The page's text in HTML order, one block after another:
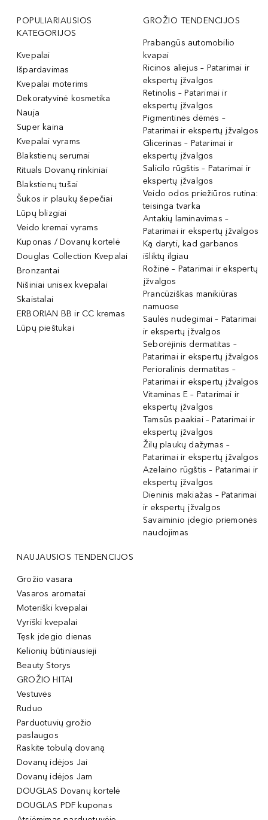
POPULIARIAUSIOS
KATEGORIJOS
Kvepalai
Išpardavimas
Kvepalai moterims
Dekoratyvinė kosmetika
Nauja
Super kaina
Kvepalai vyrams
Blakstienų serumai
Rituals Dovanų rinkiniai
Blakstienų tušai
Šukos ir plaukų šepečiai
Lūpų blizgiai
Veido kremai vyrams
Kuponas / Dovanų kortelė
Douglas Collection Kvepalai
Bronzantai
Nišiniai unisex kvepalai
Skaistalai
ERBORIAN BB ir CC kremas
Lūpų pieštukai
GROŽIO TENDENCIJOS
Prabangūs automobilio
kvapai
Ricinos aliejus – Patarimai ir
ekspertų įžvalgos
Retinolis – Patarimai ir
ekspertų įžvalgos
Pigmentinės dėmės –
Patarimai ir ekspertų įžvalgos
Glicerinas – Patarimai ir
ekspertų įžvalgos
Salicilo rūgštis – Patarimai ir
ekspertų įžvalgos
Veido odos priežiūros rutina:
teisinga tvarka
Antakių laminavimas –
Patarimai ir ekspertų įžvalgos
Ką daryti, kad garbanos
išliktų ilgiau
Rožinė – Patarimai ir ekspertų
įžvalgos
Prancūziškas manikiūras
namuose
Saulės nudegimai – Patarimai
ir ekspertų įžvalgos
Seborėjinis dermatitas –
Patarimai ir ekspertų įžvalgos
Perioralinis dermatitas –
Patarimai ir ekspertų įžvalgos
Vitaminas E – Patarimai ir
ekspertų įžvalgos
Tamsūs paakiai – Patarimai ir
ekspertų įžvalgos
Žilų plaukų dažymas –
Patarimai ir ekspertų įžvalgos
Azelaino rūgštis – Patarimai ir
ekspertų įžvalgos
Dieninis makiažas – Patarimai
ir ekspertų įžvalgos
Savaiminio įdegio priemonės
naudojimas
NAUJAUSIOS TENDENCIJOS
Grožio vasara
Vasaros aromatai
Moteriški kvepalai
Vyriški kvepalai
Tęsk įdegio dienas
Kelionių būtiniausieji
Beauty Storys
GROŽIO HITAI
Vestuvės
Ruduo
Parduotuvių grožio
paslaugos
Raskite tobulą dovaną
Dovanų idėjos Jai
Dovanų idėjos Jam
DOUGLAS Dovanų kortelė
DOUGLAS PDF kuponas